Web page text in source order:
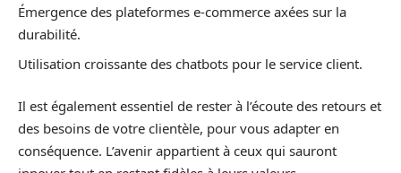
Émergence des plateformes e-commerce axées sur la
durabilité.
Utilisation croissante des chatbots pour le service client.
Il est également essentiel de rester à l’écoute des retours et
des besoins de votre clientèle, pour vous adapter en
conséquence. L’avenir appartient à ceux qui sauront